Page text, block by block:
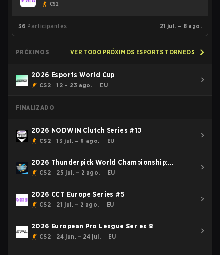
CS2
36 Participantes 21 jul. – 8 ago.
PRÓXIMOS VER TODO PRÓXIMOS ESPORTS TORNEOS
2026 Esports World Cup
CS2 12 – 23 ago. EU
FINALIZADO
2026 NODWIN Clutch Series #10
CS2 13 jul. – 6 ago. EU
2026 Thunderpick World Championship:
European Series #2
CS2 25 jul. – 2 ago. EU
2026 CCT Europe Series #5
CS2 21 jul. – 2 ago. EU
2026 European Pro League Series 8
CS2 24 jun. – 24 jul. EU